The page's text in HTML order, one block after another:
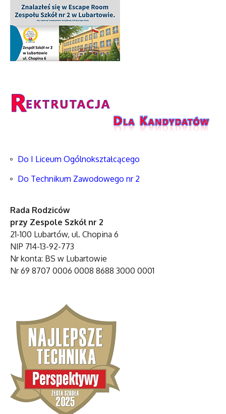
Do I Liceum Ogólnokształcącego
Do Technikum Zawodowego nr 2
Rada Rodziców
przy Zespole Szkół nr 2
21-100 Lubartów, ul. Chopina 6
NIP 714-13-92-773
Nr konta: BS w Lubartowie
Nr 69 8707 0006 0008 8688 3000 0001